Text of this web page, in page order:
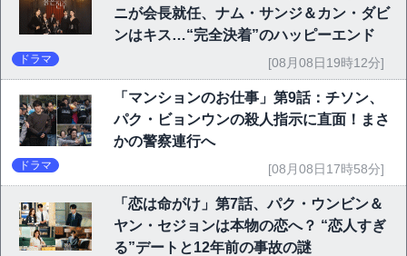
ニが会長就任、ナム・サンジ＆カン・ダビ
ンはキス…“完全決着”のハッピーエンド
ドラマ [08月08日19時12分]
「マンションのお仕事」第9話：チソン、
パク・ビョンウンの殺人指示に直面！まさ
かの警察連行へ
ドラマ [08月08日17時58分]
「恋は命がけ」第7話、パク・ウンビン＆
ヤン・セジョンは本物の恋へ？ “恋人すぎ
る”デートと12年前の事故の謎